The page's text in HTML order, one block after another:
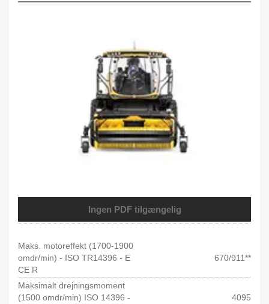
Ingen PDF tilgængelig
Maks. motoreffekt (1700-1900
omdr/min) - ISO TR14396 - E
CE R
670/911**
Maksimalt drejningsmoment
(1500 omdr/min) ISO 14396 -
4095